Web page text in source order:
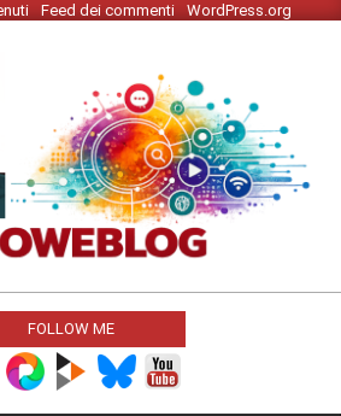
Feed dei commenti WordPress.org
FOLLOW ME